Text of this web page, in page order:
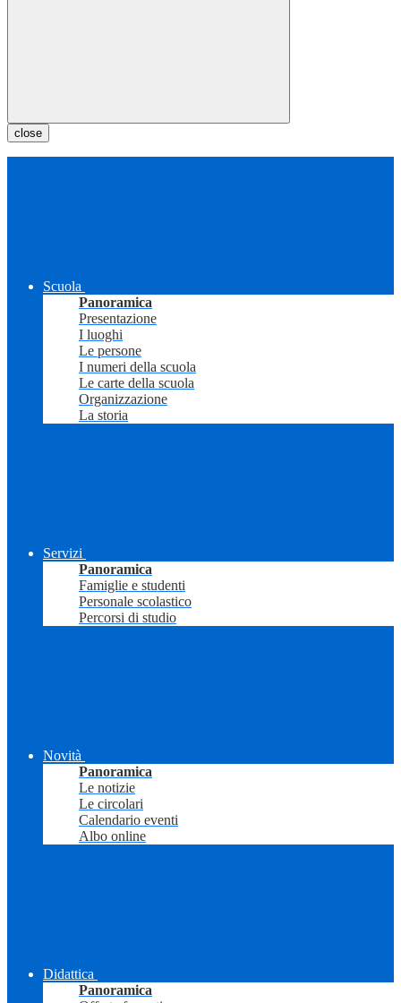
close
Scuola
Panoramica
Presentazione
I luoghi
Le persone
I numeri della scuola
Le carte della scuola
Organizzazione
La storia
Servizi
Panoramica
Famiglie e studenti
Personale scolastico
Percorsi di studio
Novità
Panoramica
Le notizie
Le circolari
Calendario eventi
Albo online
Didattica
Panoramica